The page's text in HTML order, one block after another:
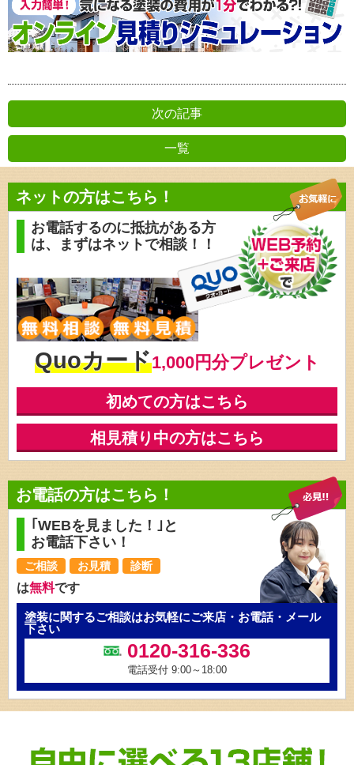
次の記事
一覧
前の記事
ネットの方はこちら！
お電話するのに抵抗がある方
は、
まずはネットで相談！！
Quoカード1,000円分プレゼント
初めての方はこちら
相見積り中の方はこちら
お電話の方はこちら！
｢WEBを見ました！｣と
お電話下さい！
ご相談 お見積 診断
は無料です
塗装に関するご相談はお気軽にご来店・お電話・メール
下さい
0120-316-336
電話受付 9:00～18:00